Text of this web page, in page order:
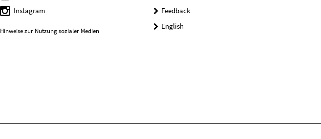
Instagram
Hinweise zur Nutzung sozialer Medien
Feedback
English